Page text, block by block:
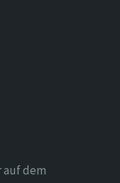
auf dem